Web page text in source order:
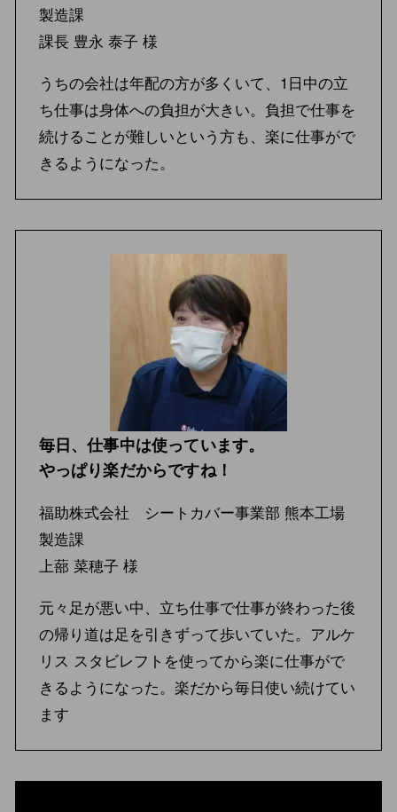
製造課
課長 豊永 泰子 様
うちの会社は年配の方が多くいて、1日中の立
ち仕事は身体への負担が大きい。負担で仕事を
続けることが難しいという方も、楽に仕事がで
きるようになった。
毎日、仕事中は使っています。
やっぱり楽だからですね！
福助株式会社 シートカバー事業部 熊本工場
製造課
上蔀 菜穂子 様
元々足が悪い中、立ち仕事で仕事が終わった後
の帰り道は足を引きずって歩いていた。アルケ
リス スタビレフトを使ってから楽に仕事がで
きるようになった。楽だから毎日使い続けてい
ます